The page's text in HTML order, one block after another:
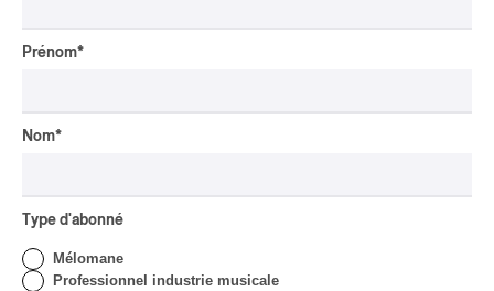
Prénom*
Nom*
Type d'abonné
Mélomane
Professionnel industrie musicale